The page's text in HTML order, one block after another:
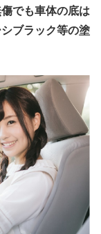
でも車体の底は
ブラック等の塗